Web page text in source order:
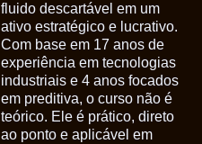
fluido descartável em um
ativo estratégico e lucrativo.
Com base em 17 anos de
experiência em tecnologias
industriais e 4 anos focados
em preditiva, o curso não é
teórico. Ele é prático, direto
ao ponto e aplicável em